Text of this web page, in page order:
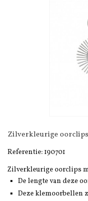
Zilverkleurige
Referentie: 190701
Zilverkleurige oorclips
De lengte van deze
Deze klemoorbellen